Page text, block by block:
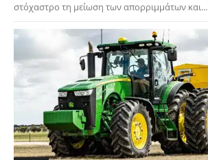
στόχαστρο τη μείωση των απορριμμάτων και...